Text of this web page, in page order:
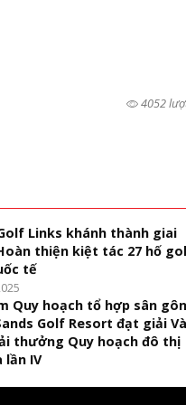
4052
Links khánh thành giai
thiện kiệt tác 27 hố
tế
Quy hoạch tổ hợp sân gôn
Golf Resort đạt giải
thưởng Quy hoạch đô thị
lần IV